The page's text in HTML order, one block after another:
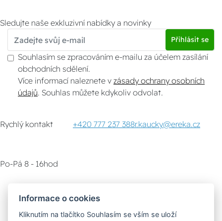
Sledujte naše exkluzivní nabídky a novinky
Přihlásit se
Souhlasím se zpracováním e-mailu za účelem zasílání
obchodních sdělení.
Více informací naleznete v zásady ochrany osobních
údajů . Souhlas můžete kdykoliv odvolat.
Rychlý kontakt +420 777 237 388r.kaucky@ereka.cz
Po-Pá 8 - 16hod
Informace o cookies
Kliknutím na tlačítko Souhlasím se vším se uloží